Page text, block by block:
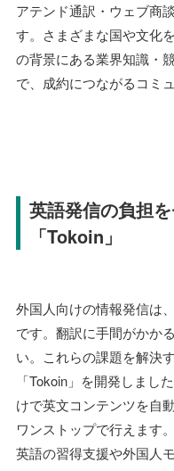
アテンド通訳・ウェブ商
す。さまざまな国や文化
の背景にある業界知識・
で、成約につながるコミ
英語発信の負担
「Tokoin」
外国人向けの情報発信は
です。翻訳に手間がかか
い。これらの課題を解決
「Tokoin」を開発しまし
けで英文コンテンツを自
ワンストップで行えます
英語の習得支援や外国人